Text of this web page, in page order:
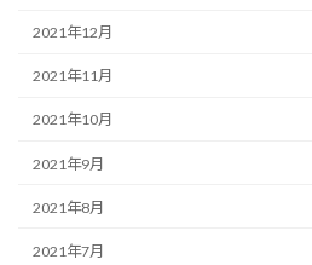
2021年12月
2021年11月
2021年10月
2021年9月
2021年8月
2021年7月